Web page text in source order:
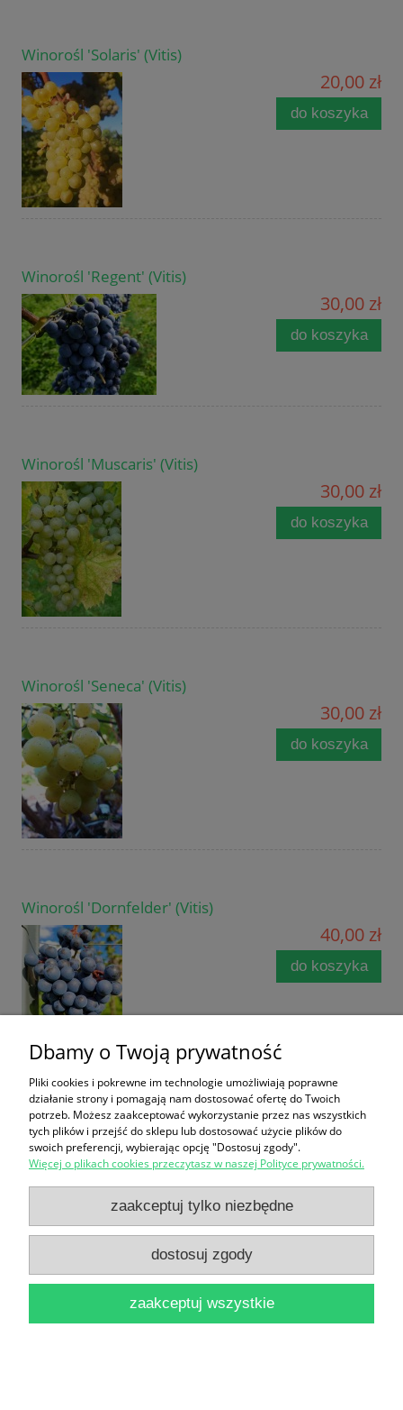
Winorośl 'Solaris' (Vitis)
20,00 zł
do koszyka
Winorośl 'Regent' (Vitis)
30,00 zł
do koszyka
Winorośl 'Muscaris' (Vitis)
30,00 zł
do koszyka
Winorośl 'Seneca' (Vitis)
30,00 zł
do koszyka
Winorośl 'Dornfelder' (Vitis)
40,00 zł
do koszyka
Winorośl 'JHD' (Vitis)
50,00 zł
do koszyka
Dbamy o Twoją prywatność
Pliki cookies i pokrewne im technologie umożliwiają poprawne
działanie strony i pomagają nam dostosować ofertę do Twoich
potrzeb. Możesz zaakceptować wykorzystanie przez nas wszystkich
tych plików i przejść do sklepu lub dostosować użycie plików do
swoich preferencji, wybierając opcję "Dostosuj zgody".
Więcej o plikach cookies przeczytasz w naszej Polityce prywatności.
zaakceptuj tylko niezbędne
dostosuj zgody
zaakceptuj wszystkie